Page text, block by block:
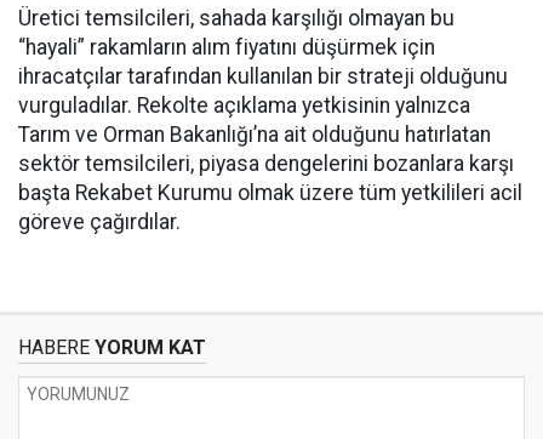
Üretici temsilcileri, sahada karşılığı olmayan bu
“hayali” rakamların alım fiyatını düşürmek için
ihracatçılar tarafından kullanılan bir strateji olduğunu
vurguladılar. Rekolte açıklama yetkisinin yalnızca
Tarım ve Orman Bakanlığı’na ait olduğunu hatırlatan
sektör temsilcileri, piyasa dengelerini bozanlara karşı
başta Rekabet Kurumu olmak üzere tüm yetkilileri acil
göreve çağırdılar.
HABERE YORUM KAT